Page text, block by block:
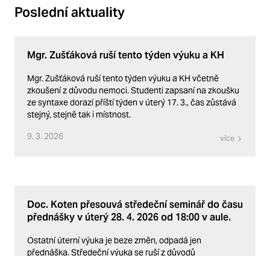
Poslední aktuality
Mgr. Zušťáková ruší tento týden výuku a KH
Mgr. Zušťáková ruší tento týden výuku a KH včetně
zkoušení z důvodu nemoci. Studenti zapsaní na zkoušku
ze syntaxe dorazí příští týden v úterý 17. 3., čas zůstává
stejný, stejně tak i místnost.
9. 3. 2026 více
Doc. Koten přesouvá středeční seminář do času
přednášky v úterý 28. 4. 2026 od 18:00 v aule.
Ostatní úterní výuka je beze změn, odpadá jen
přednáška. Středeční výuka se ruší z důvodů